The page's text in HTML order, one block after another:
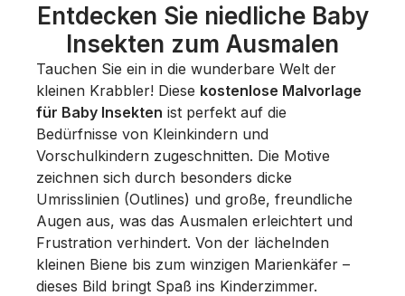
Entdecken Sie niedliche Baby
Insekten zum Ausmalen
Tauchen Sie ein in die wunderbare Welt der
kleinen Krabbler! Diese kostenlose Malvorlage
für Baby Insekten ist perfekt auf die
Bedürfnisse von Kleinkindern und
Vorschulkindern zugeschnitten. Die Motive
zeichnen sich durch besonders dicke
Umrisslinien (Outlines) und große, freundliche
Augen aus, was das Ausmalen erleichtert und
Frustration verhindert. Von der lächelnden
kleinen Biene bis zum winzigen Marienkäfer –
dieses Bild bringt Spaß ins Kinderzimmer.